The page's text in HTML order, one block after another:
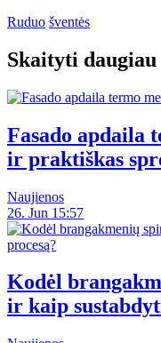
Ruduo šventės
Skaityti daugiau
Fasado apdaila
ir praktiškas
Naujienos
26. Jun 15:57
Kodėl
ir kaip